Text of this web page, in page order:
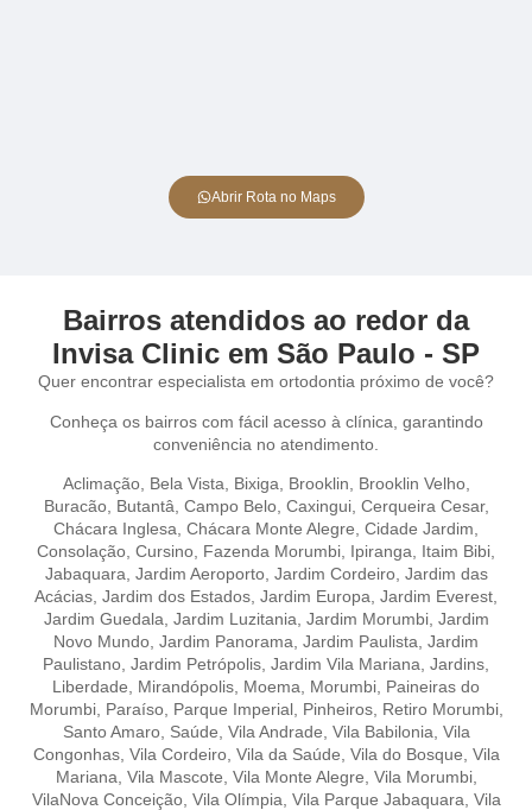
Abrir Rota no Maps
Bairros atendidos ao redor da
Invisa Clinic em São Paulo - SP
Quer encontrar especialista em ortodontia próximo de você?
Conheça os bairros com fácil acesso à clínica, garantindo
conveniência no atendimento.
Aclimação, Bela Vista, Bixiga, Brooklin, Brooklin Velho,
Buracão, Butantâ, Campo Belo, Caxingui, Cerqueira Cesar,
Chácara Inglesa, Chácara Monte Alegre, Cidade Jardim,
Consolação, Cursino, Fazenda Morumbi, Ipiranga, Itaim Bibi,
Jabaquara, Jardim Aeroporto, Jardim Cordeiro, Jardim das
Acácias, Jardim dos Estados, Jardim Europa, Jardim Everest,
Jardim Guedala, Jardim Luzitania, Jardim Morumbi, Jardim
Novo Mundo, Jardim Panorama, Jardim Paulista, Jardim
Paulistano, Jardim Petrópolis, Jardim Vila Mariana, Jardins,
Liberdade, Mirandópolis, Moema, Morumbi, Paineiras do
Morumbi, Paraíso, Parque Imperial, Pinheiros, Retiro Morumbi,
Santo Amaro, Saúde, Vila Andrade, Vila Babilonia, Vila
Congonhas, Vila Cordeiro, Vila da Saúde, Vila do Bosque, Vila
Mariana, Vila Mascote, Vila Monte Alegre, Vila Morumbi,
VilaNova Conceição, Vila Olímpia, Vila Parque Jabaquara, Vila